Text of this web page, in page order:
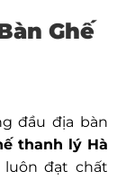
Ghế
đầu địa bàn
thanh lý Hà
luôn đạt chất